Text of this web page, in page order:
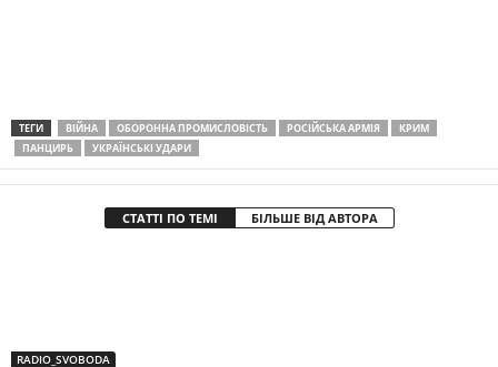
ТЕГИ ВІЙНА ОБОРОННА ПРОМИСЛОВІСТЬ РОСІЙСЬКА АРМІЯ
КРИМ
ПАНЦИРЬ
УКРАЇНСЬКІ УДАРИ
СТАТТІ ПО ТЕМІ БІЛЬШЕ ВІД АВТОРА
RADIO_SVOBODA